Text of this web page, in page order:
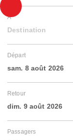
À
Destination
Départ
sam. 8 août 2026
Retour
dim. 9 août 2026
Passagers